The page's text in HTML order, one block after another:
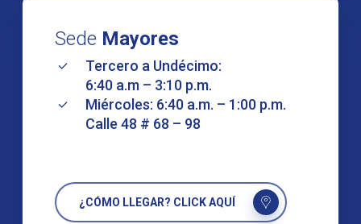
Sede Mayores
Tercero a Undécimo:
6:40 a.m – 3:10 p.m.
Miércoles: 6:40 a.m. – 1:00 p.m.
Calle 48 # 68 – 98
¿CÓMO LLEGAR? CLICK AQUÍ